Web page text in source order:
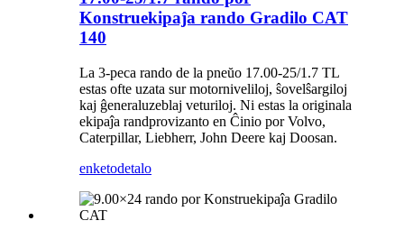
Konstruekipaĵa rando Gradilo CAT
140
La 3-peca rando de la pneŭo 17.00-25/1.7 TL
estas ofte uzata sur motorniveliloj, ŝovelŝargiloj
kaj ĝeneraluzeblaj veturiloj. Ni estas la originala
ekipaĵa randprovizanto en Ĉinio por Volvo,
Caterpillar, Liebherr, John Deere kaj Doosan.
enketodetalo